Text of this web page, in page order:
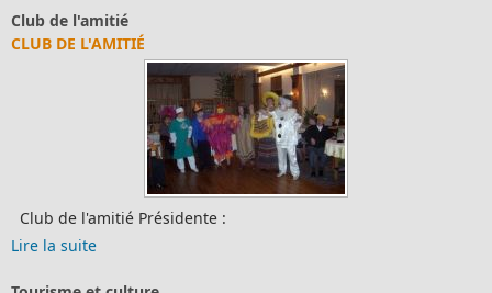
Club de l'amitié
CLUB DE L'AMITIÉ
Club de l'amitié Présidente :
Lire la suite